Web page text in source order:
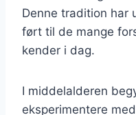
Denne tradition har
ført til de mange
kender i dag.
I middelalderen
eksperimentere